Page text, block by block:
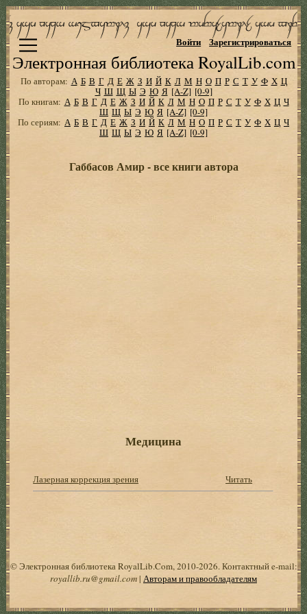
Электронная библиотека RoyalLib.com
Войти Зарегистрироваться
По авторам: А Б В Г Д Е Ж З И Й К Л М Н О П Р С Т У Ф Х Ц
Ч Ш Щ Ы Э Ю Я [A-Z] [0-9]
По книгам: А Б В Г Д Е Ж З И Й К Л М Н О П Р С Т У Ф Х Ц Ч
Ш Щ Ы Э Ю Я [A-Z] [0-9]
По сериям: А Б В Г Д Е Ж З И Й К Л М Н О П Р С Т У Ф Х Ц Ч
Ш Щ Ы Э Ю Я [A-Z] [0-9]
Габбасов Амир - все книги автора
Медицина
Лазерная коррекция зрения Читать
© Электронная библиотека RoyalLib.Com, 2010-2026. Контактный e-mail:
royallib.ru@gmail.com| Авторам и правообладателям